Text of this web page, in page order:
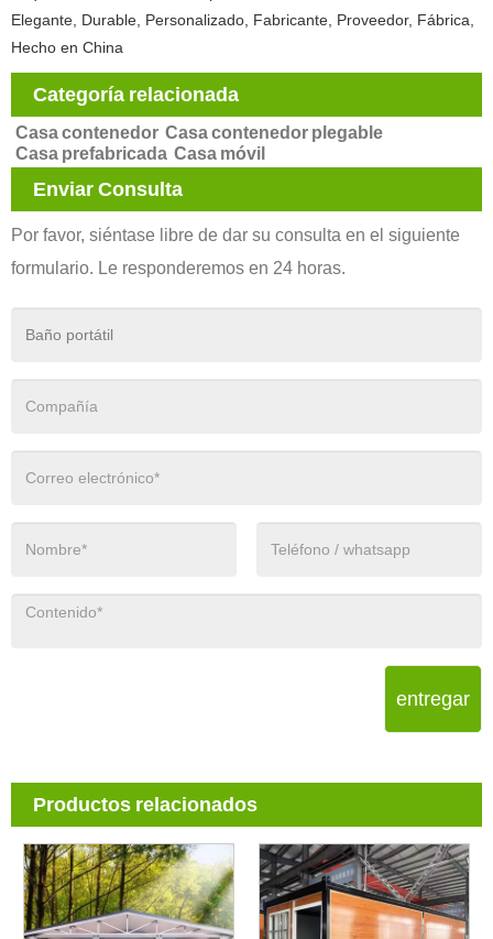
Elegante, Durable, Personalizado, Fabricante, Proveedor, Fábrica,
Hecho en China
Categoría relacionada
Casa contenedor Casa contenedor plegable
Casa prefabricada Casa móvil
Enviar Consulta
Por favor, siéntase libre de dar su consulta en el siguiente
formulario. Le responderemos en 24 horas.
entregar
Productos relacionados